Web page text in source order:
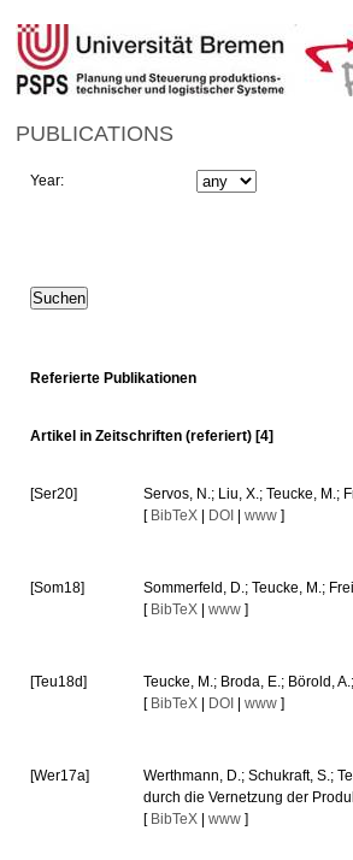
PUBLICATIONS
Year:
Referierte Publikationen
Artikel in Zeitschriften (referiert) [4]
[Ser20]
Servos, N.; Liu, X.; Teucke, M.;
[ BibTeX DOI |www ]
[Som18]
Sommerfeld, D.; Teucke, M.;
[ BibTeX |www ]
[Teu18d]
Teucke, M.; Broda, E.; Börold,
[ BibTeX DOI |www ]
[Wer17a]
Werthmann, D.; Schukraft, S.;
durch die Vernetzung der
[ BibTeX |www ]